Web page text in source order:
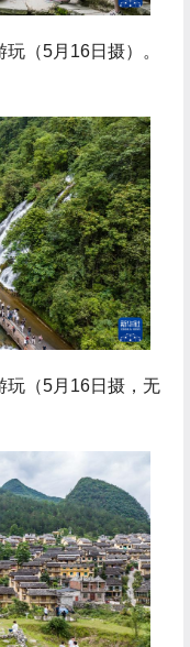
（5月16日摄）。
（5月16日摄，无